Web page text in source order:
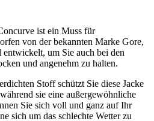
ist ein Muss für
von der bekannten Marke Gore,
um Sie auch bei den
und angenehm zu halten.
Stoff schützt Sie diese Jacke
sie eine außergewöhnliche
Sie sich voll und ganz auf Ihr
sich um das schlechte Wetter zu